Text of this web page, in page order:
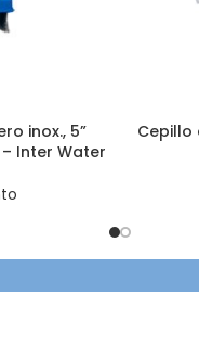
inox., 5”
Inter Water
Cepillo